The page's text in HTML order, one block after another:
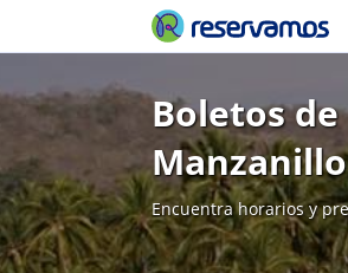
Boletos
Encuentra horarios y